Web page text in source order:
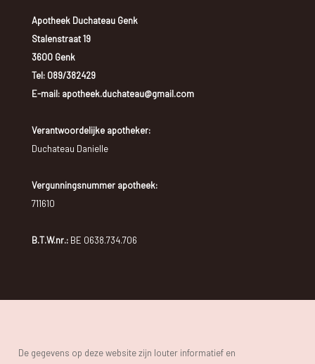
Apotheek Duchateau Genk
Stalenstraat 19
3600 Genk
Tel: 089/382429
E-mail: apotheek.duchateau@gmail.com
Verantwoordelijke apotheker:
Duchateau Danielle
Vergunningsnummer apotheek:
711610
B.T.W.nr.:BE 0638.734.706
De gegevens op deze website zijn louter informatief en